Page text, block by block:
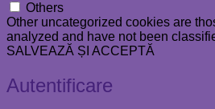
Others
Other uncategorized cookies are
analyzed and have not been
SALVEAZĂ ȘI ACCEPTĂ
Autentificare